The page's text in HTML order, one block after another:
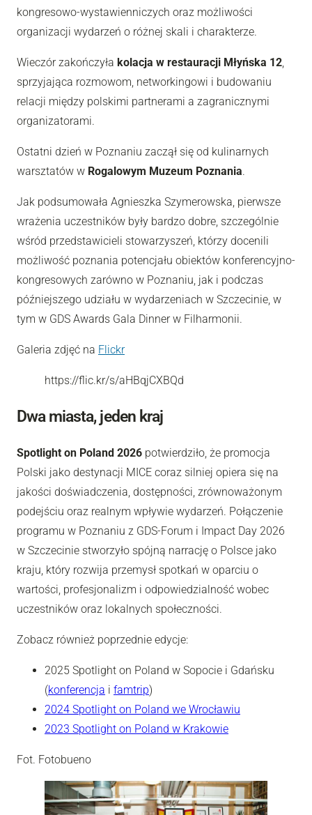
kongresowo-wystawienniczych oraz możliwości
organizacji wydarzeń o różnej skali i charakterze.
Wieczór zakończyła kolacja w restauracji Młyńska 12
sprzyjająca rozmowom, networkingowi i budowaniu
relacji między polskimi partnerami a zagranicznymi
organizatorami.
Ostatni dzień w Poznaniu zaczął się od kulinarnych
warsztatów w Rogalowym Muzeum Poznania.
Jak podsumowała Agnieszka Szymerowska, pierwsze
wrażenia uczestników były bardzo dobre, szczególnie
wśród przedstawicieli stowarzyszeń, którzy docenili
możliwość poznania potencjału obiektów konferencyjno-
kongresowych zarówno w Poznaniu, jak i podczas
późniejszego udziału w wydarzeniach w Szczecinie, w
tym w GDS Awards Gala Dinner w Filharmonii.
Galeria zdjęć na Flickr
https://flic.kr/s/aHBqjCXBQd
Dwa miasta, jeden kraj
Spotlight on Poland 2026 potwierdziło, że promocja
Polski jako destynacji MICE coraz silniej opiera się na
jakości doświadczenia, dostępności, zrównoważonym
podejściu oraz realnym wpływie wydarzeń. Połączenie
programu w Poznaniu z GDS-Forum i Impact Day 2026
w Szczecinie stworzyło spójną narrację o Polsce jako
kraju, który rozwija przemysł spotkań w oparciu o
wartości, profesjonalizm i odpowiedzialność wobec
uczestników oraz lokalnych społeczności.
Zobacz również poprzednie edycje:
2025 Spotlight on Poland w Sopocie i Gdańsku
(konferencja i famtrip)
2024 Spotlight on Poland we Wrocławiu
2023 Spotlight on Poland w Krakowie
Fot. Fotobueno